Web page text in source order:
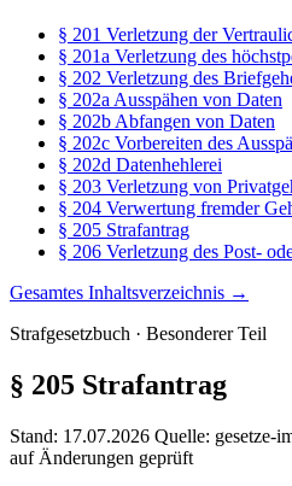
§ 201 Verletzung der
§ 201a Verletzung des
§ 202 Verletzung des
§ 202a Ausspähen von Daten
§ 202b Abfangen von Daten
§ 202c Vorbereiten des
§ 202d Datenhehlerei
§ 203 Verletzung von
§ 204 Verwertung fremder
§ 205 Strafantrag
§ 206 Verletzung des Post-
Gesamtes Inhaltsverzeichnis →
Strafgesetzbuch · Besonderer Teil
§ 205 Strafantrag
Stand: 17.07.2026 Quelle: gesetze-
auf Änderungen geprüft